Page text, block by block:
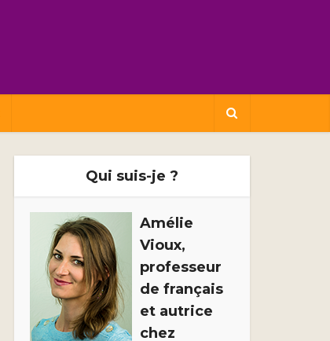
Qui suis-je ?
Amélie
Vioux,
professeur
de français
et autrice
chez